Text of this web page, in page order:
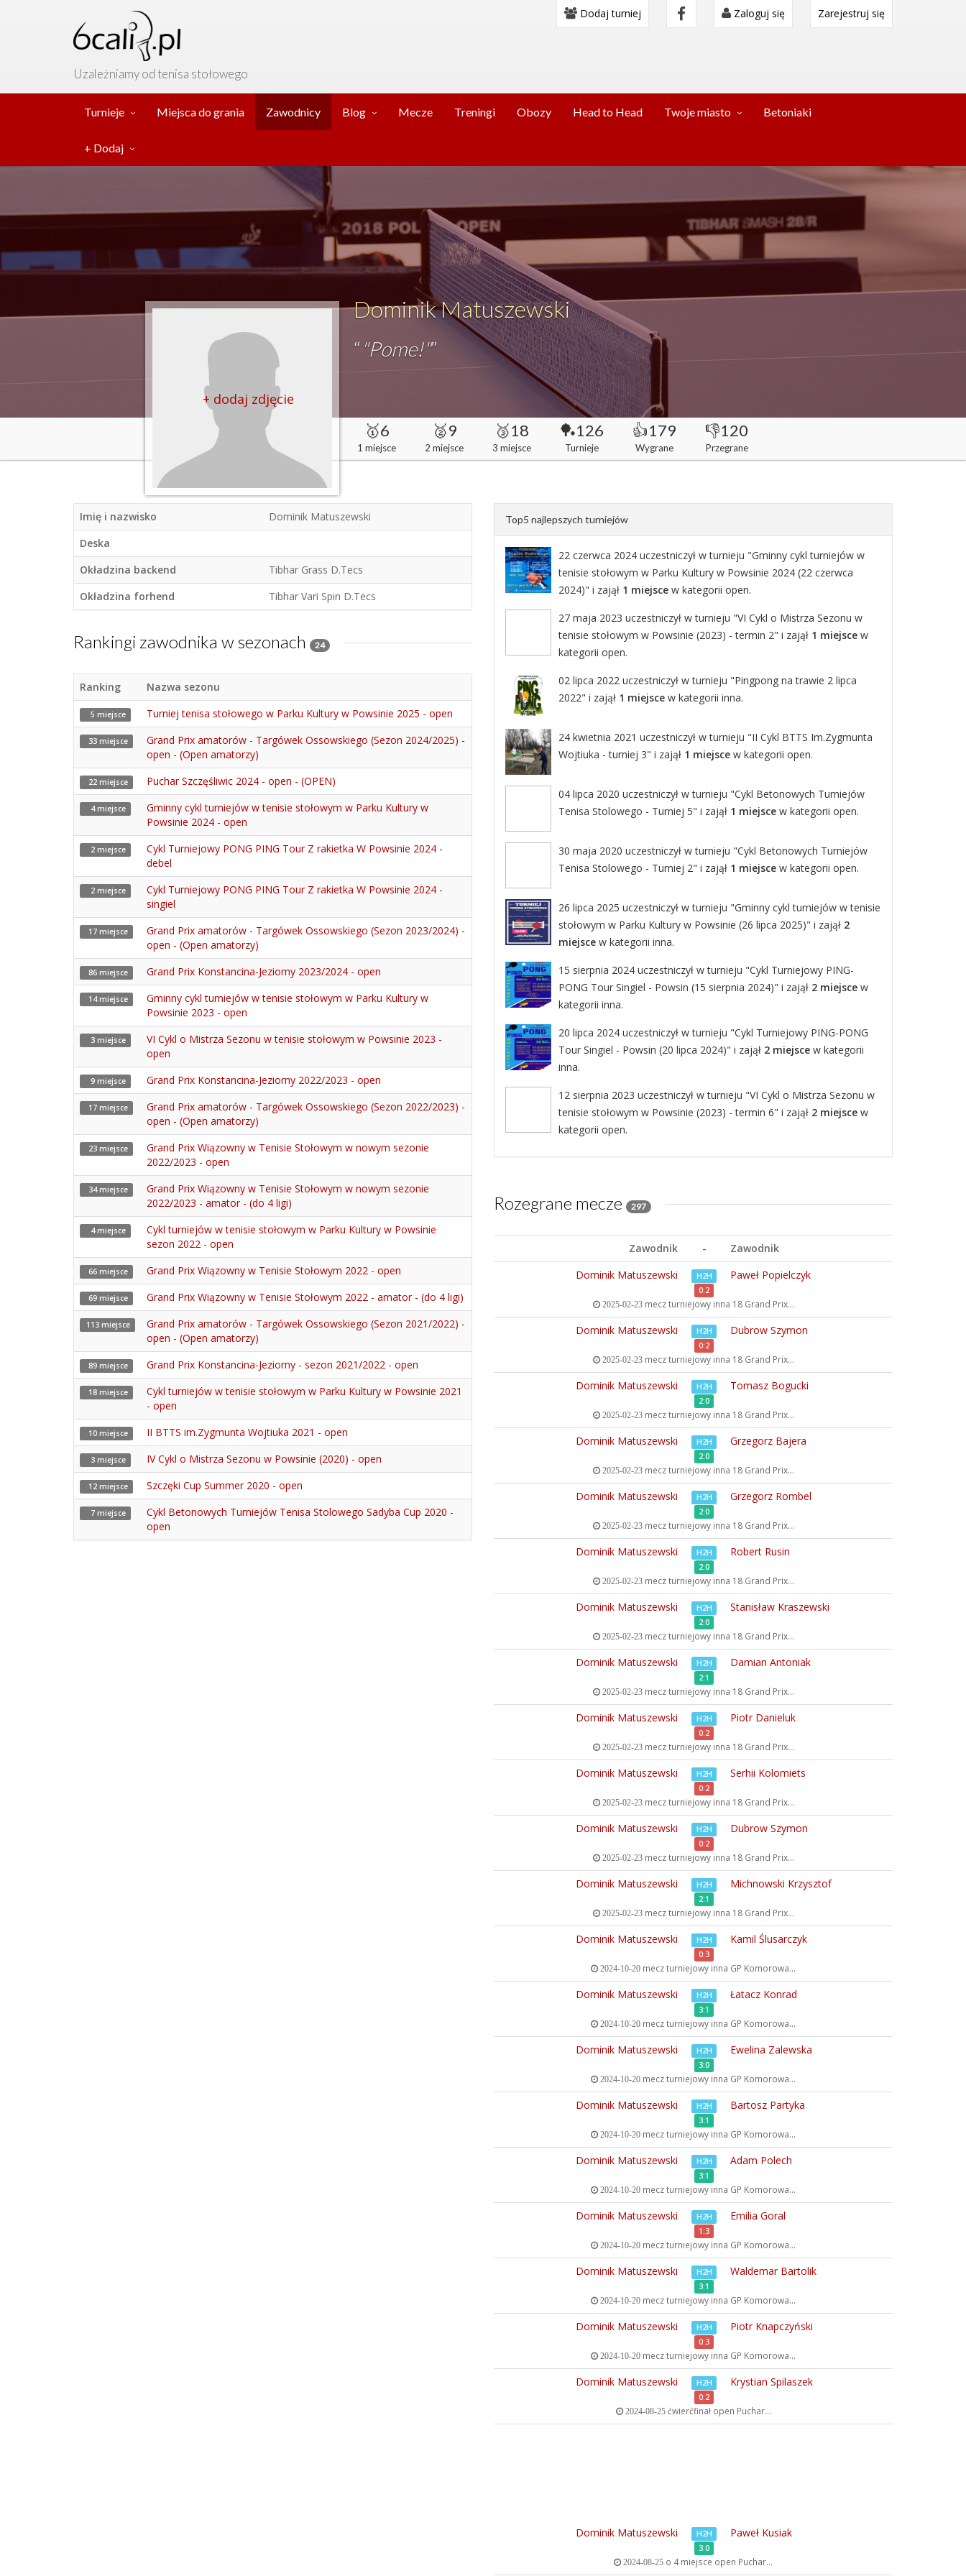
Uzależniamy od tenisa stołowego
Dodaj turniej Zaloguj się Zarejestruj się
Turnieje Miejsca do grania Zawodnicy Blog Mecze Treningi Obozy Head to Head Twoje miasto Betoniaki
+ Dodaj
Dominik Matuszewski
“ "Pome!"”
+ dodaj zdjęcie
🥇6
1 miejsce
🥈9
2 miejsce
🥉18
3 miejsce
🏓126
Turnieje
👍179
Wygrane
👎120
Przegrane
Imię i nazwisko
Dominik Matuszewski
Deska
Okładzina backend
Tibhar Grass D.Tecs
Okładzina forhend
Tibhar Vari Spin D.Tecs
Rankingi zawodnika w sezonach 24
Ranking Nazwa sezonu
5 miejsce Turniej tenisa stołowego w Parku Kultury w Powsinie 2025 - open
33 miejsce
Grand Prix amatorów - Targówek Ossowskiego (Sezon 2024/2025) -
open - (Open amatorzy)
22 miejsce Puchar Szczęśliwic 2024 - open - (OPEN)
4 miejsce
Gminny cykl turniejów w tenisie stołowym w Parku Kultury w
Powsinie 2024 - open
2 miejsce
Cykl Turniejowy PONG PING Tour Z rakietka W Powsinie 2024 -
debel
2 miejsce
Cykl Turniejowy PONG PING Tour Z rakietka W Powsinie 2024 -
singiel
17 miejsce
Grand Prix amatorów - Targówek Ossowskiego (Sezon 2023/2024) -
open - (Open amatorzy)
86 miejsce Grand Prix Konstancina-Jeziorny 2023/2024 - open
14 miejsce
Gminny cykl turniejów w tenisie stołowym w Parku Kultury w
Powsinie 2023 - open
3 miejsce
VI Cykl o Mistrza Sezonu w tenisie stołowym w Powsinie 2023 -
open
9 miejsce Grand Prix Konstancina-Jeziorny 2022/2023 - open
17 miejsce
Grand Prix amatorów - Targówek Ossowskiego (Sezon 2022/2023) -
open - (Open amatorzy)
23 miejsce
Grand Prix Wiązowny w Tenisie Stołowym w nowym sezonie
2022/2023 - open
34 miejsce
Grand Prix Wiązowny w Tenisie Stołowym w nowym sezonie
2022/2023 - amator - (do 4 ligi)
4 miejsce
Cykl turniejów w tenisie stołowym w Parku Kultury w Powsinie
sezon 2022 - open
66 miejsce Grand Prix Wiązowny w Tenisie Stołowym 2022 - open
69 miejsce Grand Prix Wiązowny w Tenisie Stołowym 2022 - amator - (do 4 ligi)
113 miejsce
Grand Prix amatorów - Targówek Ossowskiego (Sezon 2021/2022) -
open - (Open amatorzy)
89 miejsce Grand Prix Konstancina-Jeziorny - sezon 2021/2022 - open
18 miejsce
Cykl turniejów w tenisie stołowym w Parku Kultury w Powsinie 2021
- open
10 miejsce II BTTS im.Zygmunta Wojtiuka 2021 - open
3 miejsce IV Cykl o Mistrza Sezonu w Powsinie (2020) - open
12 miejsce Szczęki Cup Summer 2020 - open
7 miejsce
Cykl Betonowych Turniejów Tenisa Stolowego Sadyba Cup 2020 -
open
Top5 najlepszych turniejów
22 czerwca 2024 uczestniczył w turnieju "Gminny cykl turniejów w
tenisie stołowym w Parku Kultury w Powsinie 2024 (22 czerwca
2024)" i zajął 1 miejsce w kategorii open.
27 maja 2023 uczestniczył w turnieju "VI Cykl o Mistrza Sezonu w
tenisie stołowym w Powsinie (2023) - termin 2" i zajął 1 miejsce w
kategorii open.
02 lipca 2022 uczestniczył w turnieju "Pingpong na trawie 2 lipca
2022" i zajął 1 miejsce w kategorii inna.
24 kwietnia 2021 uczestniczył w turnieju "II Cykl BTTS Im.Zygmunta
Wojtiuka - turniej 3" i zajął 1 miejsce w kategorii open.
04 lipca 2020 uczestniczył w turnieju "Cykl Betonowych Turniejów
Tenisa Stolowego - Turniej 5" i zajął 1 miejsce w kategorii open.
30 maja 2020 uczestniczył w turnieju "Cykl Betonowych Turniejów
Tenisa Stolowego - Turniej 2" i zajął 1 miejsce w kategorii open.
26 lipca 2025 uczestniczył w turnieju "Gminny cykl turniejów w tenisie
stołowym w Parku Kultury w Powsinie (26 lipca 2025)" i zajął 2
miejsce w kategorii inna.
15 sierpnia 2024 uczestniczył w turnieju "Cykl Turniejowy PING-
PONG Tour Singiel - Powsin (15 sierpnia 2024)" i zajął 2 miejsce w
kategorii inna.
20 lipca 2024 uczestniczył w turnieju "Cykl Turniejowy PING-PONG
Tour Singiel - Powsin (20 lipca 2024)" i zajął 2 miejsce w kategorii
inna.
12 sierpnia 2023 uczestniczył w turnieju "VI Cykl o Mistrza Sezonu w
tenisie stołowym w Powsinie (2023) - termin 6" i zajął 2 miejsce w
kategorii open.
Rozegrane mecze 297
Zawodnik -
Zawodnik
Dominik Matuszewski
H2H
0:2
Paweł Popielczyk
2025-02-23mecz turniejowy inna 18 Grand Prix...
Dominik Matuszewski
H2H
0:2
Dubrow Szymon
2025-02-23mecz turniejowy inna 18 Grand Prix...
Dominik Matuszewski
H2H
2:0
Tomasz Bogucki
2025-02-23mecz turniejowy inna 18 Grand Prix...
Dominik Matuszewski
H2H
2:0
Grzegorz Bajera
2025-02-23mecz turniejowy inna 18 Grand Prix...
Dominik Matuszewski
H2H
2:0
Grzegorz Rombel
2025-02-23mecz turniejowy inna 18 Grand Prix...
Dominik Matuszewski
H2H
2:0
Robert Rusin
2025-02-23mecz turniejowy inna 18 Grand Prix...
Dominik Matuszewski
H2H
2:0
Stanisław Kraszewski
2025-02-23mecz turniejowy inna 18 Grand Prix...
Dominik Matuszewski
H2H
2:1
Damian Antoniak
2025-02-23mecz turniejowy inna 18 Grand Prix...
Dominik Matuszewski
H2H
0:2
Piotr Danieluk
2025-02-23mecz turniejowy inna 18 Grand Prix...
Dominik Matuszewski
H2H
0:2
Serhii Kolomiets
2025-02-23mecz turniejowy inna 18 Grand Prix...
Dominik Matuszewski
H2H
0:2
Dubrow Szymon
2025-02-23mecz turniejowy inna 18 Grand Prix...
Dominik Matuszewski
H2H
2:1
Michnowski Krzysztof
2025-02-23mecz turniejowy inna 18 Grand Prix...
Dominik Matuszewski
H2H
0:3
Kamil Ślusarczyk
2024-10-20 mecz turniejowy inna GP Komorowa...
Dominik Matuszewski
H2H
3:1
Łatacz Konrad
2024-10-20 mecz turniejowy inna GP Komorowa...
Dominik Matuszewski
H2H
3:0
Ewelina Zalewska
2024-10-20 mecz turniejowy inna GP Komorowa...
Dominik Matuszewski
H2H
3:1
Bartosz Partyka
2024-10-20 mecz turniejowy inna GP Komorowa...
Dominik Matuszewski
H2H
3:1
Adam Polech
2024-10-20 mecz turniejowy inna GP Komorowa...
Dominik Matuszewski
H2H
1:3
Emilia Goral
2024-10-20 mecz turniejowy inna GP Komorowa...
Dominik Matuszewski
H2H
3:1
Waldemar Bartolik
2024-10-20 mecz turniejowy inna GP Komorowa...
Dominik Matuszewski
H2H
0:3
Piotr Knapczyński
2024-10-20 mecz turniejowy inna GP Komorowa...
Dominik Matuszewski
H2H
0:2
Krystian Spilaszek
2024-08-25ćwierćfinał open Puchar...
Dominik Matuszewski
H2H
3:0
Paweł Kusiak
2024-08-25 o 4 miejsce open Puchar...